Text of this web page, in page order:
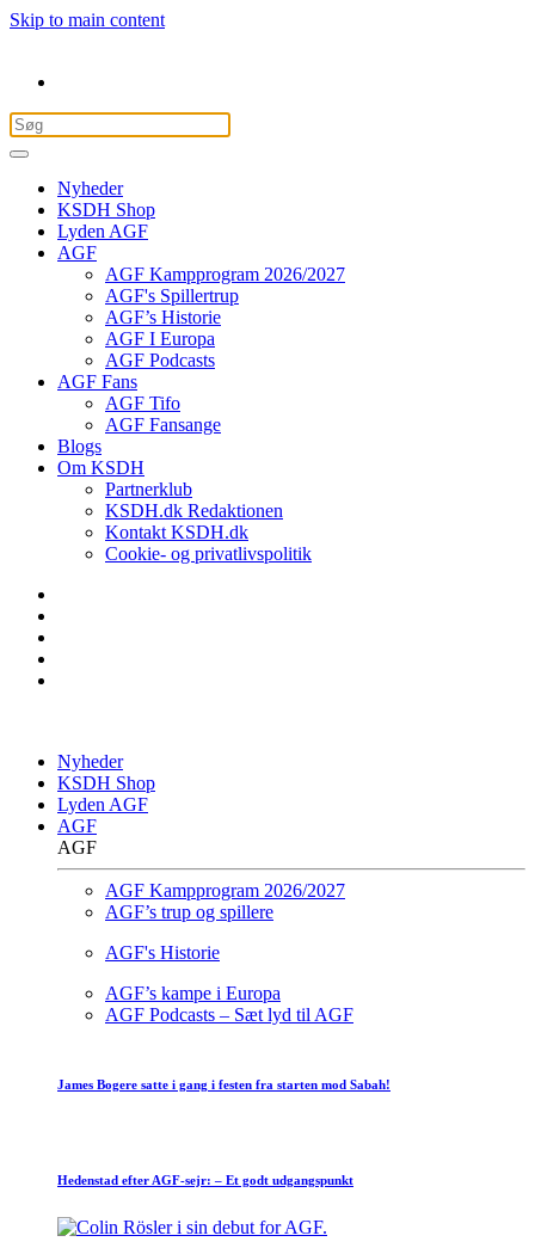
Skip to main content
Nyheder
KSDH Shop
Lyden AGF
AGF
AGF Kampprogram 2026/2027
AGF's Spillertrup
AGF’s Historie
AGF I Europa
AGF Podcasts
AGF Fans
AGF Tifo
AGF Fansange
Blogs
Om KSDH
Partnerklub
KSDH.dk Redaktionen
Kontakt KSDH.dk
Cookie- og privatlivspolitik
Nyheder
KSDH Shop
Lyden AGF
AGF
AGF
AGF Kampprogram 2026/2027
AGF’s trup og spillere
AGF's Historie
AGF’s kampe i Europa
AGF Podcasts – Sæt lyd til AGF
James Bogere satte i gang i festen fra starten mod Sabah!
Hedenstad efter AGF-sejr: – Et godt udgangspunkt